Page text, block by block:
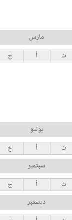
مارس
ث أ خ
يونيو
ث أ خ
سبتمبر
ث أ خ
ديسمبر